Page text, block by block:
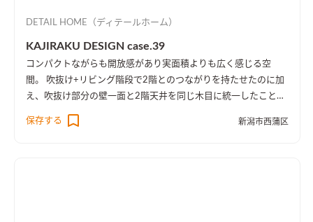
DETAIL HOME（ディテールホーム）
KAJIRAKU DESIGN case.39
コンパクトながらも開放感があり実面積よりも広く感じる空
間。 吹抜け+リビング階段で2階とのつながりを持たせたのに加
え、吹抜け部分の壁一面と2階天井を同じ木目に統一したことに
より、1階・2階の一体感を演出しました。 趣味のピアノ室は、
楽譜を整理する本棚を壁一面に設け、屋外への防音効果も担って
保存する 新潟市西蒲区